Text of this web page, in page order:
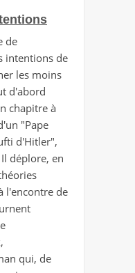
de
intentions de
les moins
d'abord
chapitre à
"Pape
d'Hitler",
déplore, en
l'encontre de
qui, de